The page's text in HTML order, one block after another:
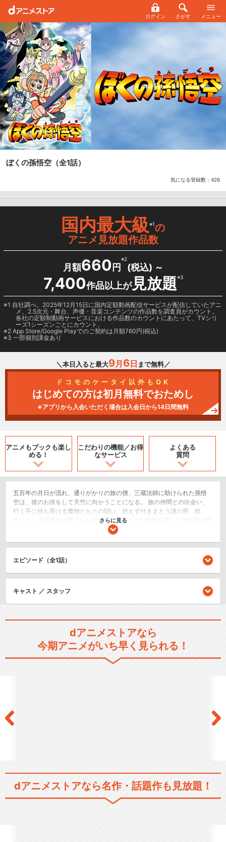
ログイン さがす メニュー
ぼくの孫悟空 （全1話）
気になる登録数： 426
国内最大級※1の
アニメ見放題作品数
月額660 円
※2
(税込) ～
7,400作品以上が見放題※3
1 自社調べ。2025年12月15日に国内定額動画配信サービスが配信していたアニ
メ、2.5次元・舞台、声優・音楽コンテンツの作品数を調査員がカウント。
各社の定額制動画サービスにおける作品数のカウントにあたって、TVシリ
ーズ1シーズンごとにカウント。
2 App Store/Google Playでのご契約は月額760円(税込)
3 一部個別課金あり
＼本日入ると最大9月 6日 まで無料／
ドコモのケータイ以外もOK
はじめての方は初月無料でおためし
※アプリから入会いただく場合は入会日から14日間無料
アニメもブックも楽し
める！
こだわりの機能／お得
なサービス
よくある
質問
五百年の月日が流れ、通りがかりの旅の僧、三蔵法師に助けられた孫悟
空は、彼のお供をして天竺に向かうことになる。 旅の仲間との出会い、
行く手に待ち受ける魔物たちとの闘い、絶えず付きまとう謎の男、崑
崙、そして孫悟空の隠された秘密…。波乱万丈な冒険に満ちた孫悟空の物
SF/ファンタジー
さらに見る
エピソード（全1話）
キャスト ／ スタッフ
dアニメストアなら
今期アニメがいち早く見られる！
dアニメストアなら名作・話題作も見放題！